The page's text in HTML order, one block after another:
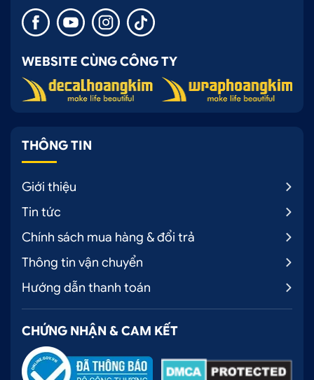
WEBSITE CÙNG CÔNG TY
THÔNG TIN
Giới thiệu
Tin tức
Chính sách mua hàng & đổi trả
Thông tin vận chuyển
Hướng dẫn thanh toán
CHỨNG NHẬN & CAM KẾT